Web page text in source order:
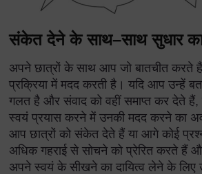
संकेत देने के साथ–साथ सुधार
अपने छात्रों के साथ आप जो बातचीत करते
प्रक्रिया में मदद करती है। यदि आप उन्हें
गलत है और संवाद को वहीं समाप्त कर देते
स्वयं प्रयास करने में उनकी मदद करने का
आप छात्रों को संकेत देते हैं या आगे कोई
अधिक गहराई से सोचने को प्रेरित करते हैं
अपने स्वयं के सीखने का दायित्व लेने के लिए